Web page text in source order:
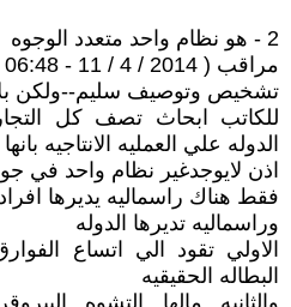
2 - هو نظام واحد متعدد الوجوه
مراقب ( 2014 / 4 / 11 - 06:48 )
تشخيص وتوصيف سليم--ولكن
للكاتب ابحاث تصف كل
الدوله علي العمليه الانتاجيه
اذن لايوجدغير نظام واحد في
فقط هناك راسماليه يديرها افراد
وراسماليه تديرها الدوله
الاولي تقود الي اتساع
البطاله الحقيقيه